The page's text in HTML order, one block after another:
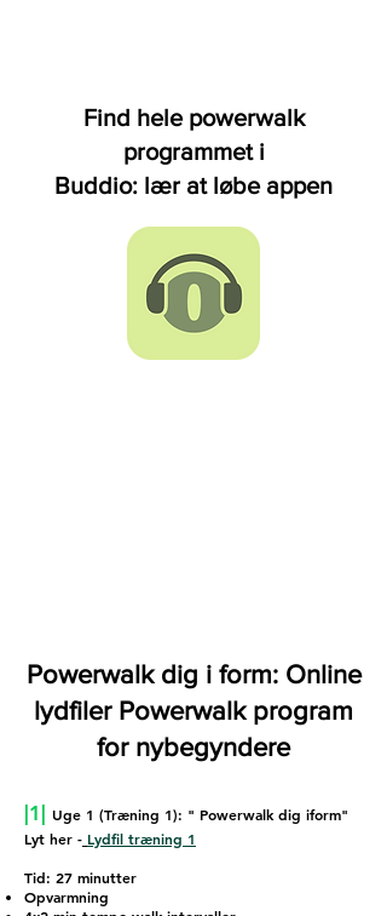
Find hele powerwalk
programmet i
Buddio: lær at løbe appen
Powerwalk dig i form: Online
lydfiler Powerwalk program
for nybegyndere
|1|
Uge 1 (Træning 1): " Powerwalk dig iform"
Lyt her - Lydfil træning 1
Tid: 27 minutter
Opvarmning